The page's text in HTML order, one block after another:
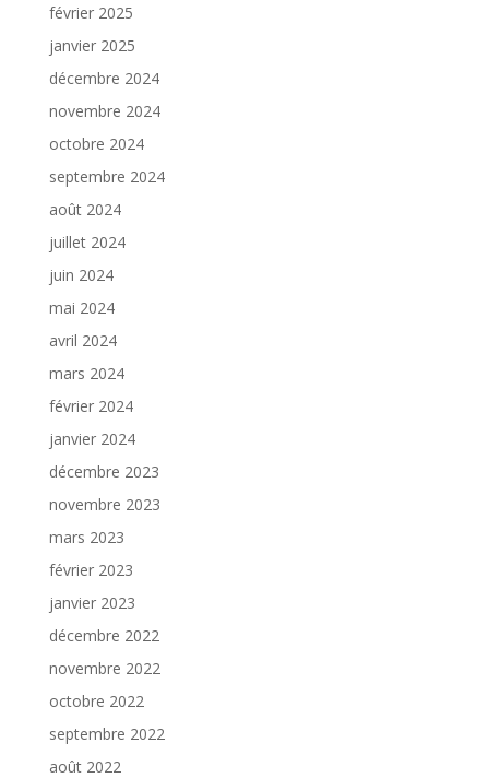
février 2025
janvier 2025
décembre 2024
novembre 2024
octobre 2024
septembre 2024
août 2024
juillet 2024
juin 2024
mai 2024
avril 2024
mars 2024
février 2024
janvier 2024
décembre 2023
novembre 2023
mars 2023
février 2023
janvier 2023
décembre 2022
novembre 2022
octobre 2022
septembre 2022
août 2022